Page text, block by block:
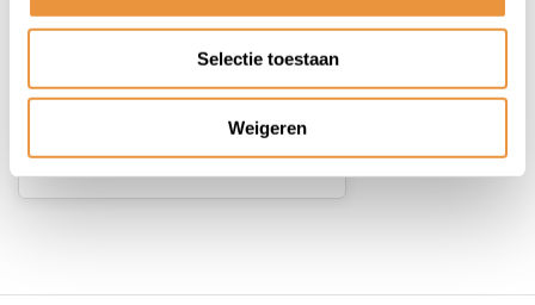
Selectie toestaan
Weigeren
Op voorraad
68,95